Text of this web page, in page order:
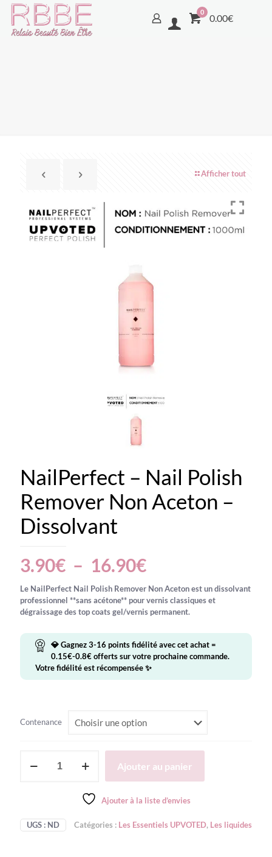
0
0.00€
Afficher tout
NailPerfect – Nail Polish
Remover Non Aceton –
Dissolvant
3.90€ – 16.90€Plage
de
prix :
3.90€
à
16.90€
Le NailPerfect Nail Polish Remover Non Acetonest un dissolvant
professionnel **sans acétone** pour vernis classiques et
dégraissage des top coats gel/vernis permanent.
💎 Gagnez3-16 points fidélité avec cet achat =
0.15€-0.8€offerts sur votre prochaine commande.
Votre fidélité est récompensée ✨
Contenance
Remover
Ajouter au panier
Ajouter à la liste d’envies
UGS : ND Catégories : Les Essentiels UPVOTED, Les liquides